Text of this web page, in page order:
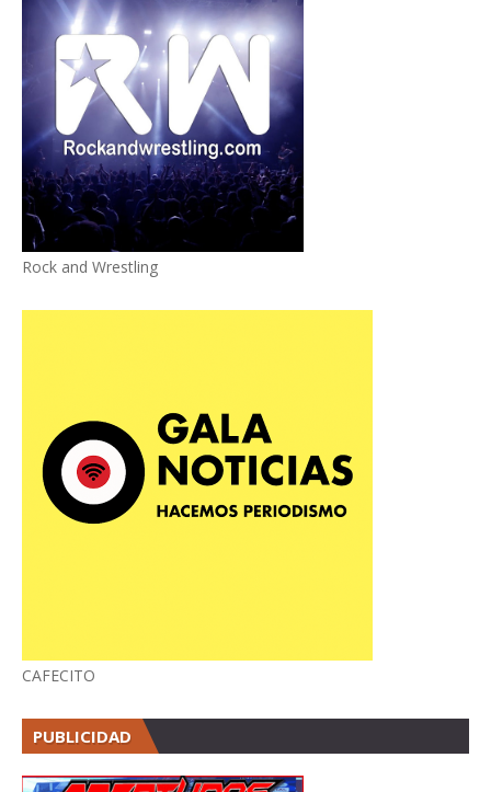
Rock and Wrestling
CAFECITO
PUBLICIDAD